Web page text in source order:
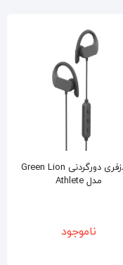
هندزفری دورگردنی Green Lion
ناموجود